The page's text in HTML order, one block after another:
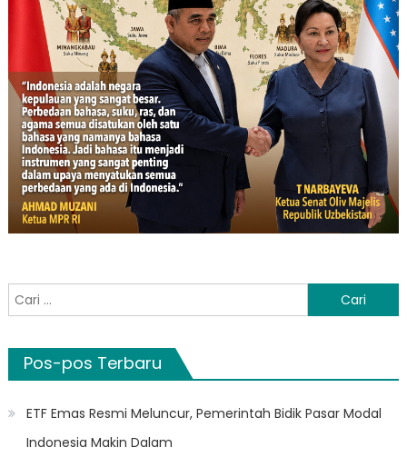
Cari
untuk:
Pos-pos Terbaru
ETF Emas Resmi Meluncur, Pemerintah Bidik Pasar Modal
Indonesia Makin Dalam